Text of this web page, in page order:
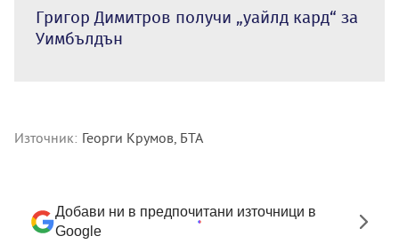
Григор Димитров получи „уайлд кард“ за
Уимбълдън
Източник: Георги Крумов, БТА
Добави ни в предпочитани източници в
Google